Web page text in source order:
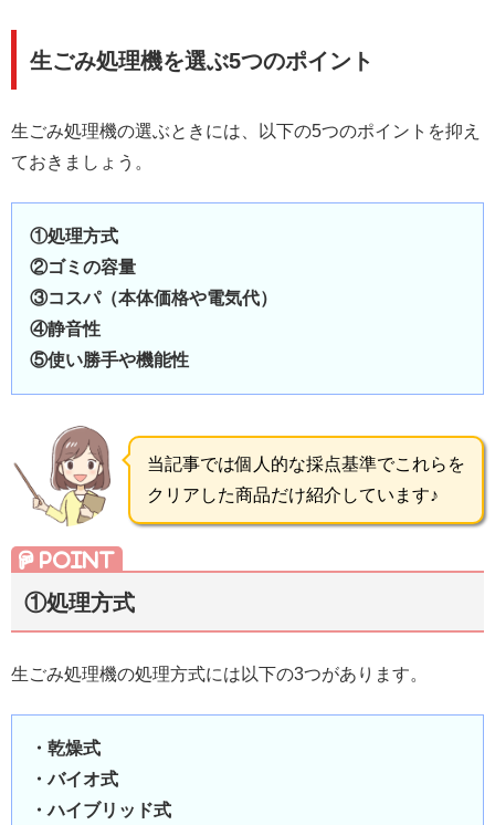
生ごみ処理機を選ぶ5つのポイント
生ごみ処理機の選ぶときには、以下の5つのポイントを抑え
ておきましょう。
①処理方式
②ゴミの容量
③コスパ（本体価格や電気代）
④静音性
⑤使い勝手や機能性
当記事では個人的な採点基準でこれらを
クリアした商品だけ紹介しています♪
①処理方式
生ごみ処理機の処理方式には以下の3つがあります。
・乾燥式
・バイオ式
・ハイブリッド式